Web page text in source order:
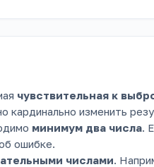
чувствительная к
кардинально изменить
минимум два числа.
ошибке.
числами.